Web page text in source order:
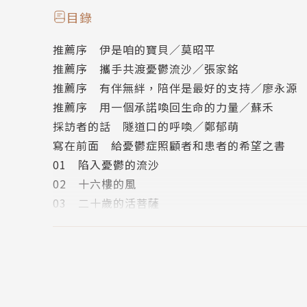
「環境不是我們能控制的，但要不要笑是自己可
劇、出遊，鼓勵她寫下「煩惱筆記本」……經過
罹患憂鬱症不是誰的錯，只是大腦生病了。身為
曙光。
作者簡介
王素梅
目錄
推薦序 伊是咱的寶貝／莫昭平
推薦序 攜手共渡憂鬱流沙／張家銘
推薦序 有伴無絆，陪伴是最好的支持／廖永源
推薦序 用一個承諾喚回生命的力量／蘇禾
採訪者的話 隧道口的呼喚／鄭郁萌
寫在前面 給憂鬱症照顧者和患者的希望之書
01 陷入憂鬱的流沙
02 十六樓的風
03 二十歲的活菩薩